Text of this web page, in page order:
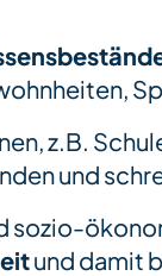
z.B.
und
sozio-
und damit